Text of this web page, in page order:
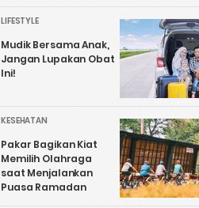
LIFESTYLE
Mudik Bersama Anak,
Jangan Lupakan Obat
Ini!
KESEHATAN
Pakar Bagikan Kiat
Memilih Olahraga
saat Menjalankan
Puasa Ramadan